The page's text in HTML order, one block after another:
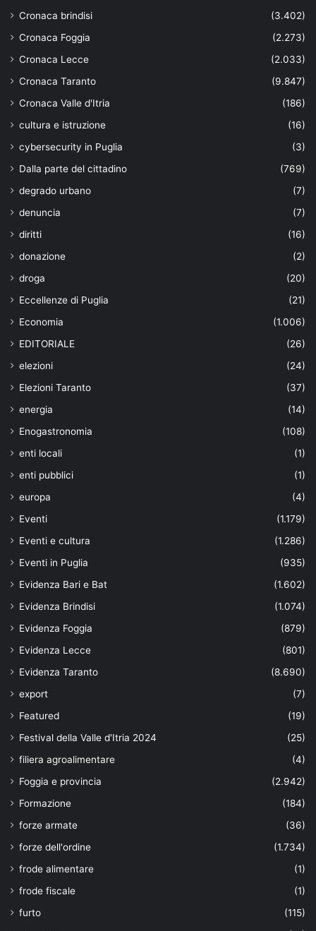
Cronaca brindisi
(3.402)
Cronaca Foggia
(2.273)
Cronaca Lecce
(2.033)
Cronaca Taranto
(9.847)
Cronaca Valle d'Itria
(186)
cultura e istruzione
(16)
cybersecurity in Puglia
(3)
Dalla parte del cittadino
(769)
degrado urbano
(7)
denuncia
(7)
diritti
(16)
donazione
(2)
droga
(20)
Eccellenze di Puglia
(21)
Economia
(1.006)
EDITORIALE
(26)
elezioni
(24)
Elezioni Taranto
(37)
energia
(14)
Enogastronomia
(108)
enti locali
(1)
enti pubblici
(1)
europa
(4)
Eventi
(1.179)
Eventi e cultura
(1.286)
Eventi in Puglia
(935)
Evidenza Bari e Bat
(1.602)
Evidenza Brindisi
(1.074)
Evidenza Foggia
(879)
Evidenza Lecce
(801)
Evidenza Taranto
(8.690)
export
(7)
Featured
(19)
Festival della Valle d'Itria 2024
(25)
filiera agroalimentare
(4)
Foggia e provincia
(2.942)
Formazione
(184)
forze armate
(36)
forze dell'ordine
(1.734)
frode alimentare
(1)
frode fiscale
(1)
furto
(115)